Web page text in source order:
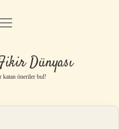
Uyarı
menüyü
Dünyası
katan öneriler bul!